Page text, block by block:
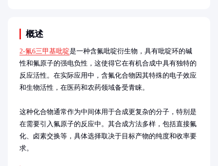
概述
2-氟6三甲基吡啶是一种含氟吡啶衍生物，具有吡啶环的碱
性和氟原子的强电负性，这使得它在有机合成中具有独特的
反应活性。在实际应用中，含氟化合物因其特殊的电子效应
和生物活性，在医药和农药领域备受青睐。
这种化合物通常作为中间体用于合成更复杂的分子，特别是
在需要引入氟原子的反应中。其合成方法多样，包括直接氟
化、卤素交换等，具体选择取决于目标产物的纯度和收率要
求。